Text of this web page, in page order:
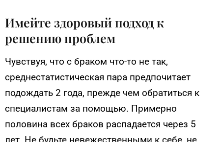
Имейте здоровый подход к
решению проблем
Чувствуя, что с браком что-то не так,
среднестатистическая пара предпочитает
подождать 2 года, прежде чем обратиться к
специалистам за помощью. Примерно
половина всех браков распадается через 5
лет. Не будьте невежественными к себе, не